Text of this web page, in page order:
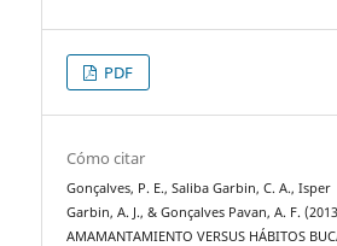
PDF
Cómo citar
Gonçalves, P. E., Saliba Garbin, C. A., Isper
Garbin, A. J., & Gonçalves Pavan, A. F.
AMAMANTAMIENTO VERSUS HÁBITOS